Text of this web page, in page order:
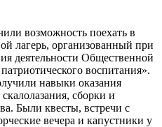
возможность поехать в
лагерь, организованный при
деятельности Общественной
воспитания».
навыки оказания
сборки и
Были квесты, встречи с
вечера и капустники у